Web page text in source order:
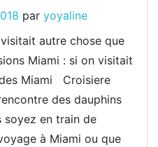
par yoyaline
autre chose que
Miami : si on visitait
Miami Croisiere
des dauphins
soyez en train de
à Miami ou que